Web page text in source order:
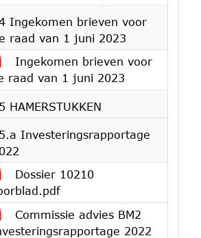
Ingekomen brieven voor
raad van 1 juni 2023
Ingekomen brieven voor
raad van 1 juni 2023
HAMERSTUKKEN
Investeringsrapportage
Dossier 10210
Commissie advies BM2
2022